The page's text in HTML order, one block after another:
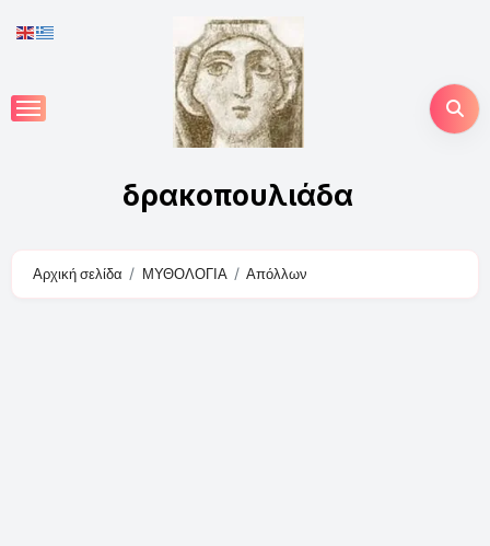
to
δρακοπουλιάδα
Αρχική σελίδα ΜΥΘΟΛΟΓΙΑ Απόλλων